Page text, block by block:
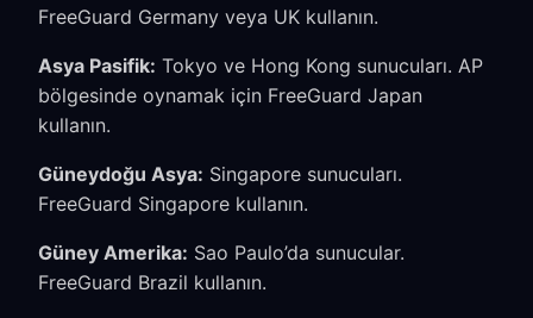
FreeGuard Germany veya UK kullanın.
Asya Pasifik: Tokyo ve Hong Kong sunucuları. AP
bölgesinde oynamak için FreeGuard Japan
kullanın.
Güneydoğu Asya: Singapore sunucuları.
FreeGuard Singapore kullanın.
Güney Amerika: Sao Paulo’da sunucular.
FreeGuard Brazil kullanın.